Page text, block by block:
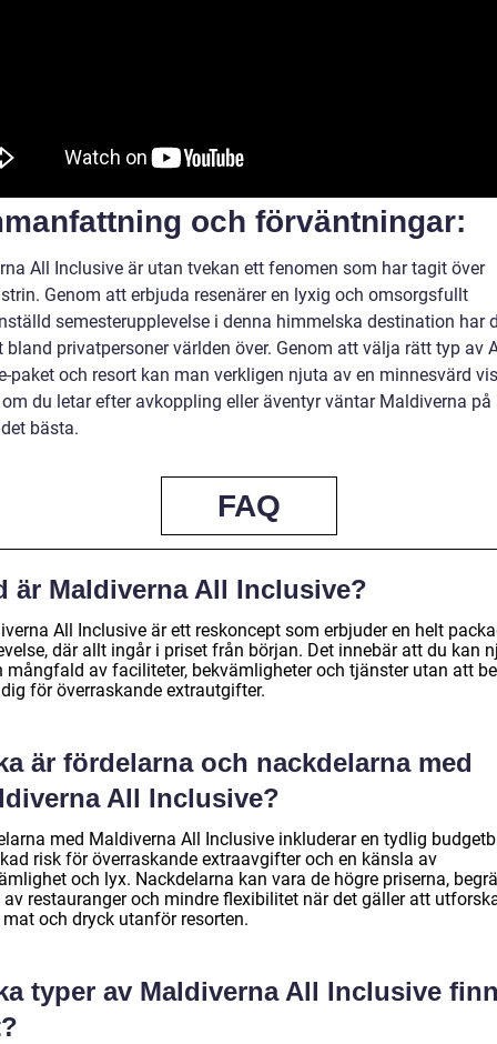
och förväntningar:
All Inclusive är utan tvekan ett fenomen som har tagit över
Genom att erbjuda resenärer en lyxig och omsorgsfullt
semesterupplevelse i denna himmelska destination har
bland privatpersoner världen över. Genom att välja rätt typ av
paket och resort kan man verkligen njuta av en minnesvärd
du letar efter avkoppling eller äventyr väntar Maldiverna på
bästa.
FAQ
är Maldiverna All Inclusive?
All Inclusive är ett reskoncept som erbjuder en helt
där allt ingår i priset från början. Det innebär att du kan
mångfald av faciliteter, bekvämligheter och tjänster utan att
för överraskande extrautgifter.
är fördelarna och nackdelarna med
All Inclusive?
med Maldiverna All Inclusive inkluderar en tydlig
risk för överraskande extraavgifter och en känsla av
och lyx. Nackdelarna kan vara de högre priserna,
av restauranger och mindre flexibilitet när det gäller att
och dryck utanför resorten.
typer av Maldiverna All Inclusive